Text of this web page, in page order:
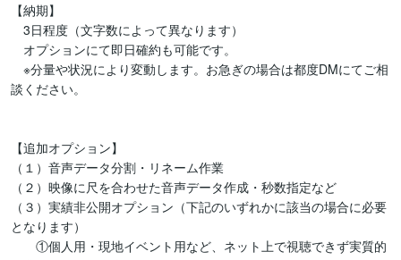
【納期】
3日程度（文字数によって異なります）
オプションにて即日確約も可能です。
※分量や状況により変動します。お急ぎの場合は都度DMにてご相
談ください。
【追加オプション】
（１）音声データ分割・リネーム作業
（２）映像に尺を合わせた音声データ作成・秒数指定など
（３）実績非公開オプション（下記のいずれかに該当の場合に必要
となります）
①個人用・現地イベント用など、ネット上で視聴できず実質的